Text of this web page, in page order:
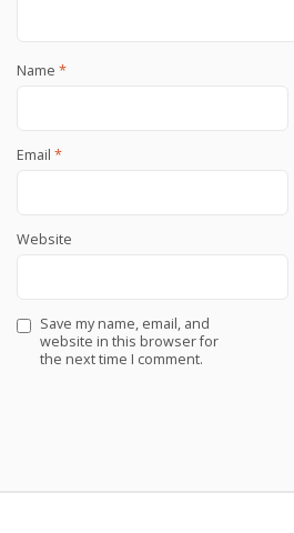
Name *
Email *
Website
Save my name, email, and
website in this browser for
the next time I comment.